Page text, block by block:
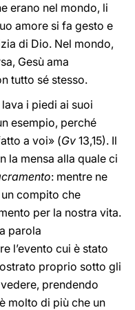
erano nel mondo, li
amore si fa gesto e
di Dio. Nel mondo,
Gesù ama
tutto sé stesso.
lava i piedi ai suoi
esempio, perché
a voi» (Gv 13,15). Il
la mensa alla quale ci
: mentre ne
compito che
per la nostra vita.
parola
l’evento cui è stato
proprio sotto gli
prendendo
molto di più che un